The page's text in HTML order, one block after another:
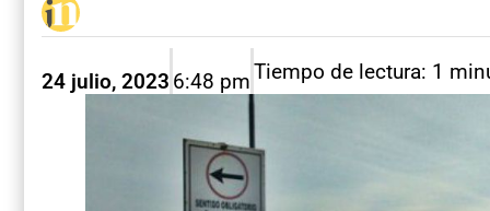
24 julio, 2023 6:48 pmTiempo de lectura: 1